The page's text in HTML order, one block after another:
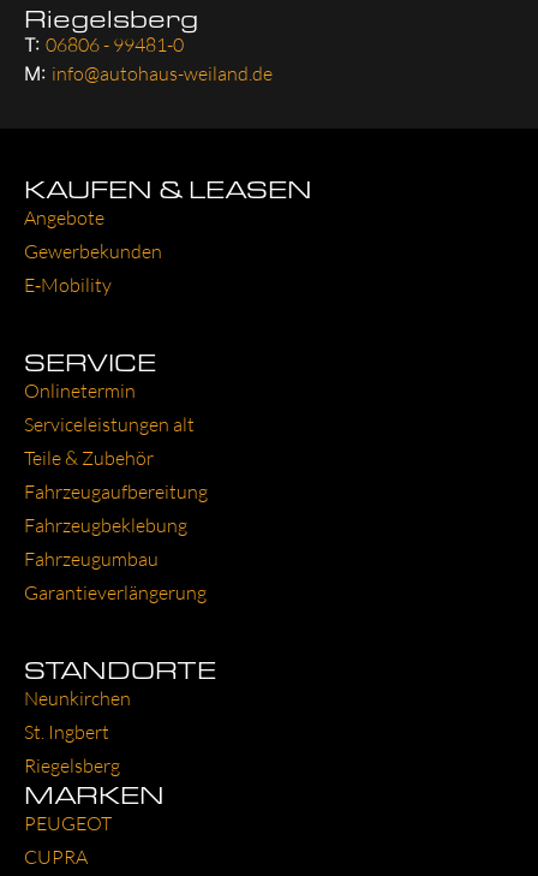
Riegelsberg
T: 06806 - 99481-0
M: info@autohaus-weiland.de
KAUFEN & LEASEN
Ange­bo­te
Gewer­be­kun­den
E‑Mobility
SERVICE
Online­ter­min
Ser­vice­leis­tun­gen alt
Tei­le & Zube­hör
Fahr­zeug­auf­be­rei­tung
Fahr­zeug­be­kle­bung
Fahr­zeug­um­bau
Garantie­verlängerung
STANDORTE
Neun­kir­chen
St. Ing­bert
Rie­gels­berg
MARKEN
PEU­GEOT
CUP­RA